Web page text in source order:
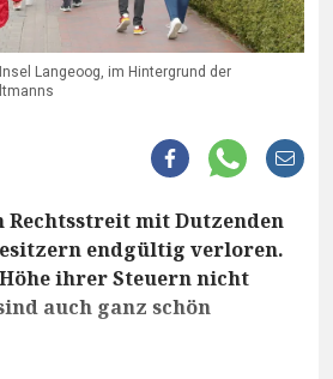
Langeoog, im Hintergrund der
Rechtsstreit mit Dutzenden
endgültig verloren.
ihrer Steuern nicht
auch ganz schön